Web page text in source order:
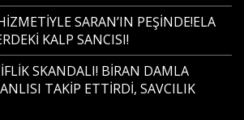
SARAN’IN PEŞİNDE!ELA
KALP SANCISI!
SKANDALI! BİRAN DAMLA
TAKİP ETTİRDİ, SAVCILIK